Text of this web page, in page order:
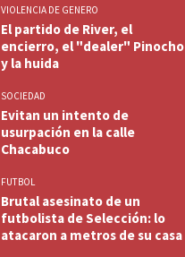
VIOLENCIA DE GENERO
El partido de River, el
encierro, el "dealer" Pinocho
y la huida
SOCIEDAD
Evitan un intento de
usurpación en la calle
Chacabuco
FUTBOL
Brutal asesinato de un
futbolista de Selección: lo
atacaron a metros de su casa